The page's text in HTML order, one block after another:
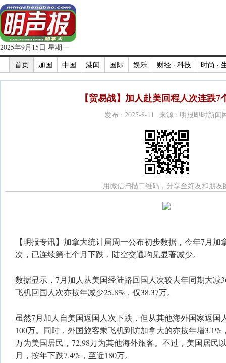
2025年9月15日 星期一
首页
加国 中国 港闻 国际 娱乐 财经 · 科技 时尚 ·
【贸易战】加人赴美回程人次连跌7
发布 : 2025-8-11 来源 : 明报即时新闻
用微信扫描二维码，分享至好友和朋友
【明报专讯】加拿大统计局周一公布初步数据，今年7月
次，已连续第七个月下跌，陆空交通均见显著减少。
数据显示，7月加人从美国经陆路回国人次较去年同期大减
飞机回国人次亦按年减少25.8%，仅38.37万。
虽然7月加人自美国返国人次下跌，但从其他海外国家返国
100万。同时，外国旅客乘飞机到访加拿大的亦按年增3.1%
万为美国居民，72.98万为其他海外旅客。不过，美国居民
月，按年下跌7.4%，至近180万。